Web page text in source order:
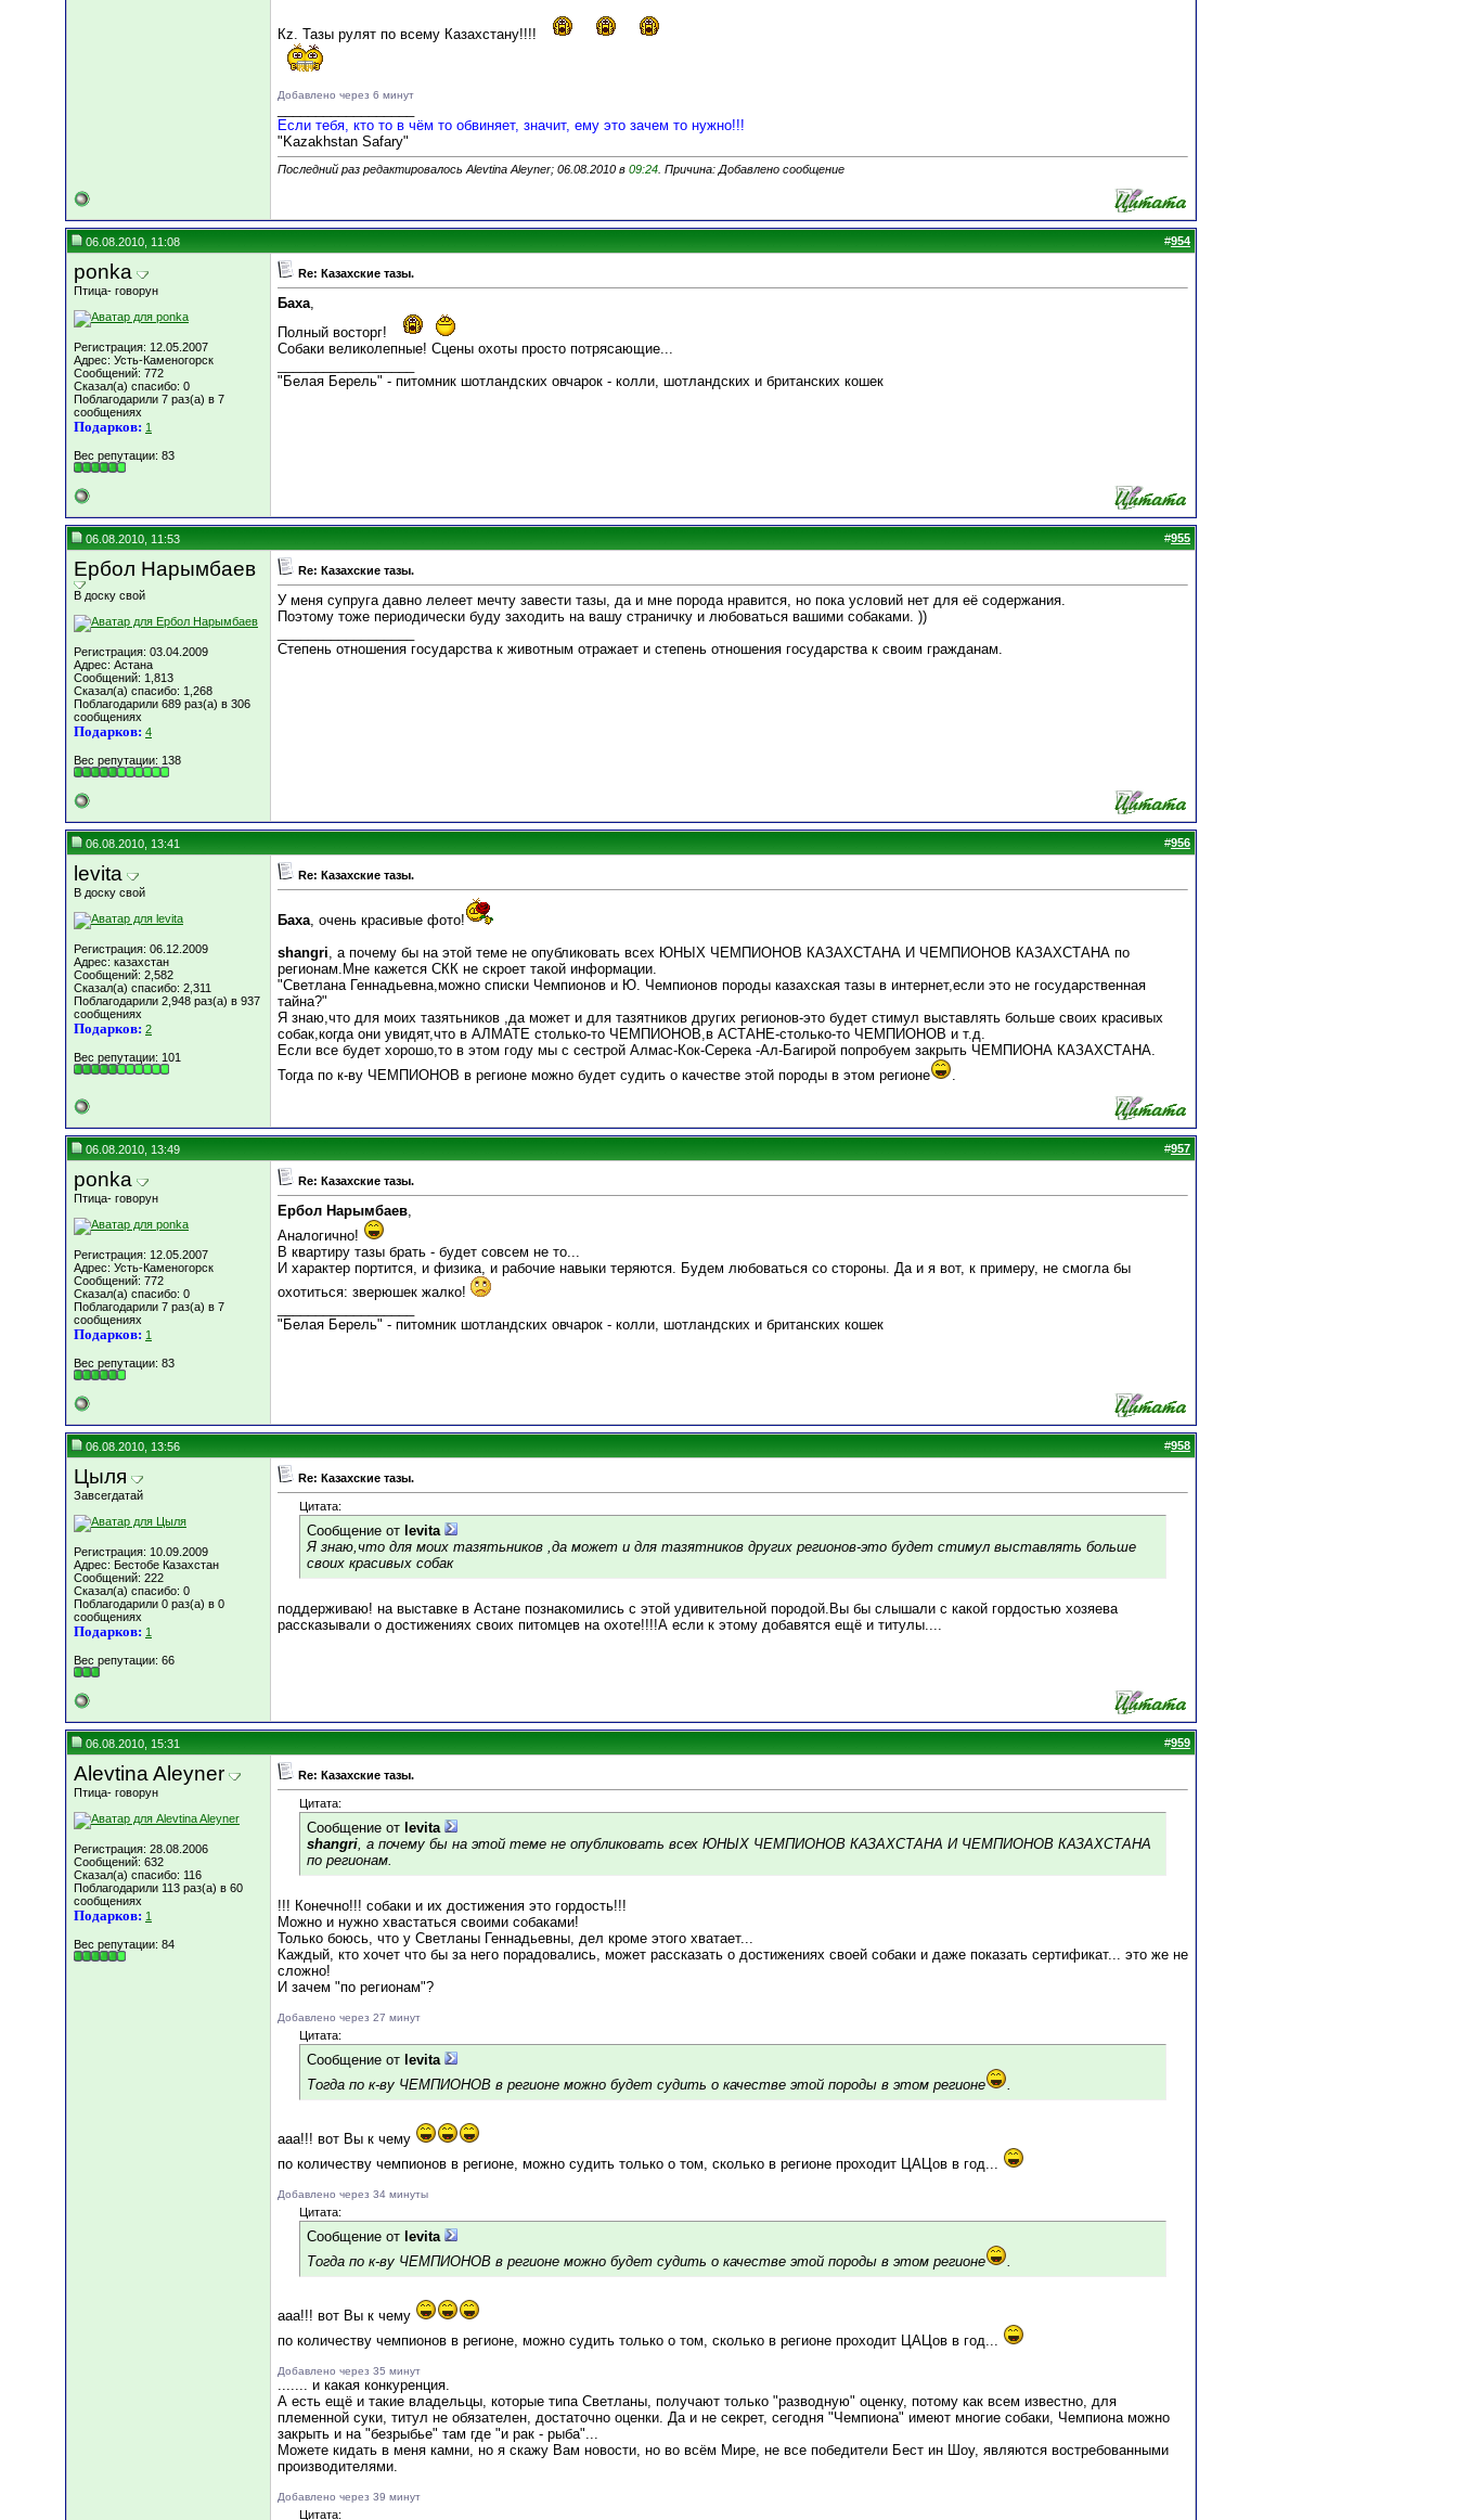
Кz. Тазы рулят по всему Казахстану!!!!
Добавлено через 6 минут
Если тебя, кто то в чём то обвиняет, значит, ему это зачем то нужно!!!
"Kazakhstan Safary"
Последний раз редактировалось Alevtina Aleyner; 06.08.2010 в 09:24 . Причина: Добавлено сообщение
06.08.2010, 11:08 #954
ponka
Птица- говорун
Регистрация: 12.05.2007
Адрес: Усть-Каменогорск
Сообщений: 772
Сказал(а) спасибо: 0
Поблагодарили 7 раз(а) в 7
сообщениях
Подарков: 1
Вес репутации: 83
Re: Казахские тазы.
Баха,
Полный восторг!
Собаки великолепные! Сцены охоты просто потрясающие...
"Белая Берель" - питомник шотландских овчарок - колли, шотландских и британских кошек
06.08.2010, 11:53 #955
Ербол Нарымбаев
В доску свой
Регистрация: 03.04.2009
Адрес: Астана
Сообщений: 1,813
Сказал(а) спасибо: 1,268
Поблагодарили 689 раз(а) в 306
сообщениях
Подарков: 4
Вес репутации: 138
Re: Казахские тазы.
У меня супруга давно лелеет мечту завести тазы, да и мне порода нравится, но пока условий нет для её содержания.
Поэтому тоже периодически буду заходить на вашу страничку и любоваться вашими собаками. ))
Степень отношения государства к животным отражает и степень отношения государства к своим гражданам.
06.08.2010, 13:41 #956
levita
В доску свой
Регистрация: 06.12.2009
Адрес: казахстан
Сообщений: 2,582
Сказал(а) спасибо: 2,311
Поблагодарили 2,948 раз(а) в 937
сообщениях
Подарков: 2
Вес репутации: 101
Re: Казахские тазы.
Баха, очень красивые фото!
shangri, а почему бы на этой теме не опубликовать всех ЮНЫХ ЧЕМПИОНОВ КАЗАХСТАНА И ЧЕМПИОНОВ КАЗАХСТАНА по
регионам.Мне кажется СКК не скроет такой информации.
"Светлана Геннадьевна,можно списки Чемпионов и Ю. Чемпионов породы казахская тазы в интернет,если это не государственная
тайна?"
Я знаю,что для моих тазятьников ,да может и для тазятников других регионов-это будет стимул выставлять больше своих красивых
собак,когда они увидят,что в АЛМАТЕ столько-то ЧЕМПИОНОВ,в АСТАНЕ-столько-то ЧЕМПИОНОВ и т.д.
Если все будет хорошо,то в этом году мы с сестрой Алмас-Кок-Серека -Ал-Багирой попробуем закрыть ЧЕМПИОНА КАЗАХСТАНА.
Тогда по к-ву ЧЕМПИОНОВ в регионе можно будет судить о качестве этой породы в этом регионе
.
06.08.2010, 13:49 #957
ponka
Птица- говорун
Регистрация: 12.05.2007
Адрес: Усть-Каменогорск
Сообщений: 772
Сказал(а) спасибо: 0
Поблагодарили 7 раз(а) в 7
сообщениях
Подарков: 1
Вес репутации: 83
Re: Казахские тазы.
Ербол Нарымбаев,
Аналогично!
В квартиру тазы брать - будет совсем не то...
И характер портится, и физика, и рабочие навыки теряются. Будем любоваться со стороны. Да и я вот, к примеру, не смогла бы
охотиться: зверюшек жалко!
"Белая Берель" - питомник шотландских овчарок - колли, шотландских и британских кошек
06.08.2010, 13:56 #958
Цыля
Завсегдатай
Регистрация: 10.09.2009
Адрес: Бестобе Казахстан
Сообщений: 222
Сказал(а) спасибо: 0
Поблагодарили 0 раз(а) в 0
сообщениях
Подарков: 1
Вес репутации: 66
Re: Казахские тазы.
Цитата:
Сообщение от levita
Я знаю,что для моих тазятьников ,да может и для тазятников других регионов-это будет стимул выставлять больше
своих красивых собак
поддерживаю! на выставке в Астане познакомились с этой удивительной породой.Вы бы слышали с какой гордостью хозяева
рассказывали о достижениях своих питомцев на охоте!!!!А если к этому добавятся ещё и титулы....
06.08.2010, 15:31 #959
Alevtina Aleyner
Птица- говорун
Регистрация: 28.08.2006
Сообщений: 632
Сказал(а) спасибо: 116
Поблагодарили 113 раз(а) в 60
сообщениях
Подарков: 1
Вес репутации: 84
Re: Казахские тазы.
Цитата:
Сообщение от levita
shangri, а почему бы на этой теме не опубликовать всех ЮНЫХ ЧЕМПИОНОВ КАЗАХСТАНА И ЧЕМПИОНОВ КАЗАХСТАНА
по регионам.
!!! Конечно!!! собаки и их достижения это гордость!!!
Можно и нужно хвастаться своими собаками!
Только боюсь, что у Светланы Геннадьевны, дел кроме этого хватает...
Каждый, кто хочет что бы за него порадовались, может рассказать о достижениях своей собаки и даже показать сертификат... это же не
сложно!
И зачем "по регионам"?
Добавлено через 27 минут
Цитата:
Сообщение от levita
Тогда по к-ву ЧЕМПИОНОВ в регионе можно будет судить о качестве этой породы в этом регионе
.
ааа!!! вот Вы к чему
по количеству чемпионов в регионе, можно судить только о том, сколько в регионе проходит ЦАЦов в год...
Добавлено через 34 минуты
Цитата:
Сообщение от levita
Тогда по к-ву ЧЕМПИОНОВ в регионе можно будет судить о качестве этой породы в этом регионе
.
ааа!!! вот Вы к чему
по количеству чемпионов в регионе, можно судить только о том, сколько в регионе проходит ЦАЦов в год...
Добавлено через 35 минут
....... и какая конкуренция.
А есть ещё и такие владельцы, которые типа Светланы, получают только "разводную" оценку, потому как всем известно, для
племенной суки, титул не обязателен, достаточно оценки. Да и не секрет, сегодня "Чемпиона" имеют многие собаки, Чемпиона можно
закрыть и на "безрыбье" там где "и рак - рыба"...
Можете кидать в меня камни, но я скажу Вам новости, но во всём Мире, не все победители Бест ин Шоу, являются востребованными
производителями.
Добавлено через 39 минут
Цитата: